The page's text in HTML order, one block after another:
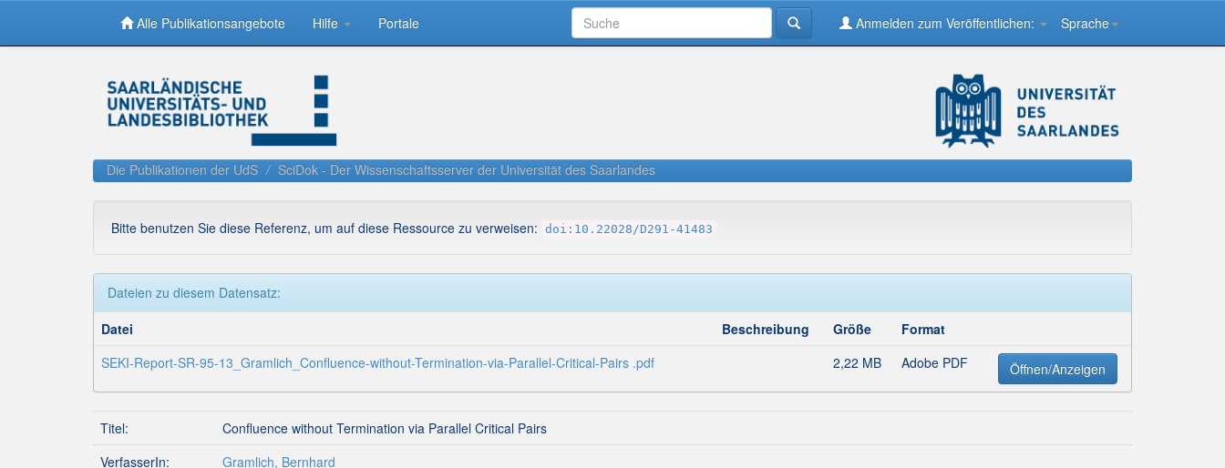
Alle Publikationsangebote Hilfe Portale Sprache
Anmelden zum Veröffentlichen:
Die Publikationen der UdS SciDok - Der Wissenschaftsserver der Universität des Saarlandes
Bitte benutzen Sie diese Referenz, um auf diese Ressource zu verweisen: doi:10.22028/D291-41483
Dateien zu diesem Datensatz:
Datei
Beschreibung Größe
Format
SEKI-Report-SR-95-13_Gramlich_Confluence-without-Termination-via-Parallel-Critical-Pairs .pdf
2,22 MB Adobe PDF Öffnen/Anzeigen
Titel:
Confluence without Termination via Parallel Critical Pairs
VerfasserIn:
Gramlich, Bernhard